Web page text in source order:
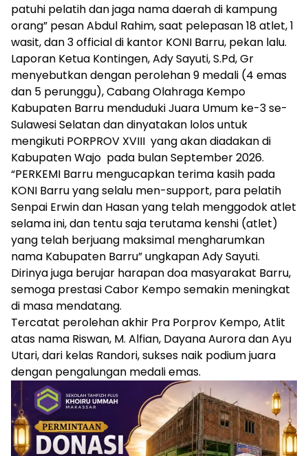
patuhi pelatih dan jaga nama daerah di kampung
orang” pesan Abdul Rahim, saat pelepasan 18 atlet, 1
wasit, dan 3 official di kantor KONI Barru, pekan lalu.
Laporan Ketua Kontingen, Ady Sayuti, S.Pd, Gr
menyebutkan dengan perolehan 9 medali (4 emas
dan 5 perunggu), Cabang Olahraga Kempo
Kabupaten Barru menduduki Juara Umum ke-3 se-
Sulawesi Selatan dan dinyatakan lolos untuk
mengikuti PORPROV XVIII yang akan diadakan di
Kabupaten Wajo pada bulan September 2026.
“PERKEMI Barru mengucapkan terima kasih pada
KONI Barru yang selalu men-support, para pelatih
Senpai Erwin dan Hasan yang telah menggodok atlet
selama ini, dan tentu saja terutama kenshi (atlet)
yang telah berjuang maksimal mengharumkan
nama Kabupaten Barru” ungkapan Ady Sayuti.
Dirinya juga berujar harapan doa masyarakat Barru,
semoga prestasi Cabor Kempo semakin meningkat
di masa mendatang.
Tercatat perolehan akhir Pra Porprov Kempo, Atlit
atas nama Riswan, M. Alfian, Dayana Aurora dan Ayu
Utari, dari kelas Randori, sukses naik podium juara
dengan pengalungan medali emas.